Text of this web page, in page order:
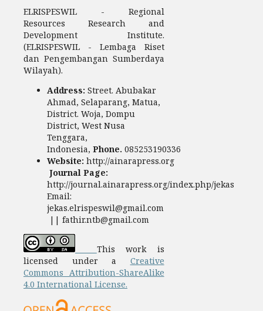
ELRISPESWIL - Regional
Resources Research and
Development Institute.
(ELRISPESWIL - Lembaga Riset
dan Pengembangan Sumberdaya
Wilayah).
Address: Street. Abubakar
Ahmad, Selaparang, Matua,
District. Woja, Dompu
District, West Nusa
Tenggara,
Indonesia, Phone. 085253190336
Website: http://ainarapress.org
Journal Page:
http://journal.ainarapress.org/index.php/jekas
Email:
jekas.elrispeswil@gmail.com
|| fathir.ntb@gmail.com
This work is
licensed under a Creative
Commons Attribution-ShareAlike
4.0 International License.